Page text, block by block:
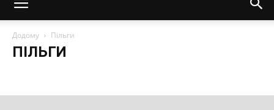
Додому Пільги
ПІЛЬГИ